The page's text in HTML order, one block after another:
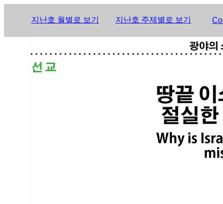
지난호 월별로 보기 지난호 주제별로 보기